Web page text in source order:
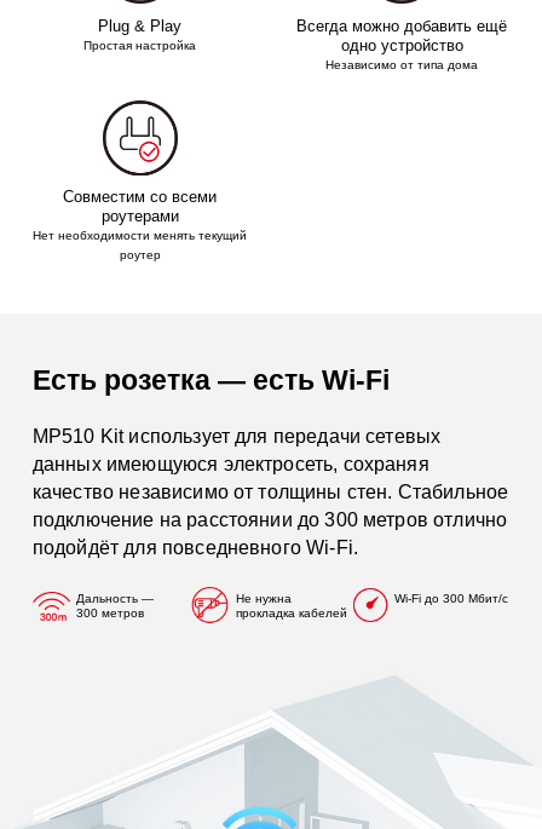
Plug & Play
Простая настройка
Всегда можно добавить ещё
одно устройство
Независимо от типа дома
Совместим со всеми
роутерами
Нет необходимости менять текущий
роутер
Есть розетка — есть Wi‑Fi
MP510 Kit использует для передачи сетевых
данных имеющуюся электросеть, сохраняя
качество независимо от толщины стен. Стабильное
подключение на расстоянии до 300 метров отлично
подойдёт для повседневного Wi‑Fi.
Дальность —
300 метров
Не нужна
прокладка кабелей
Wi-Fi до 300 Мбит/с